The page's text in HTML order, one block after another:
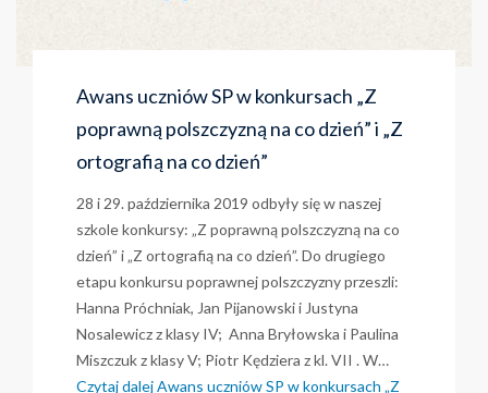
Awans uczniów SP w konkursach „Z
poprawną polszczyzną na co dzień” i „Z
ortografią na co dzień”
28 i 29. października 2019 odbyły się w naszej
szkole konkursy: „Z poprawną polszczyzną na co
dzień” i „Z ortografią na co dzień”. Do drugiego
etapu konkursu poprawnej polszczyzny przeszli:
Hanna Próchniak, Jan Pijanowski i Justyna
Nosalewicz z klasy IV; Anna Bryłowska i Paulina
Miszczuk z klasy V; Piotr Kędziera z kl. VII . W…
Czytaj dalejAwans uczniów SP w konkursach „Z